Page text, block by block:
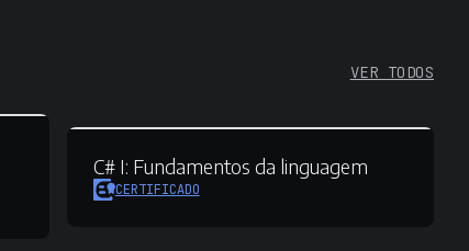
VER TODOS
C# I: Fundamentos da linguagem
CERTIFICADO